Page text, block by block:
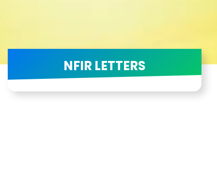
NFIR LETTERS